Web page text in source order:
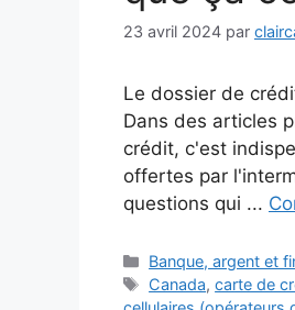
23 avril 2024 par
Le dossier de
Dans des articles
crédit, c'est
offertes par
questions qui ...
Catégories
Banque, argent et
Étiquettes
Canada,carte de